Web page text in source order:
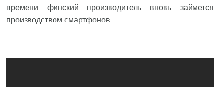
времени финский производитель вновь займется
производством смартфонов.